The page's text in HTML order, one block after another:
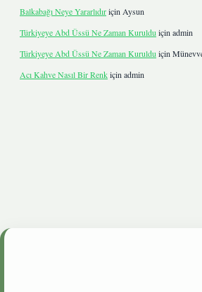
Balkabağı Neye Yararlıdıriçin Aysun
Türkiyeye Abd Üssü Ne Zaman Kuruldu için admin
Türkiyeye Abd Üssü Ne Zaman Kuruldu için
Acı Kahve Nasıl Bir Renkiçin admin